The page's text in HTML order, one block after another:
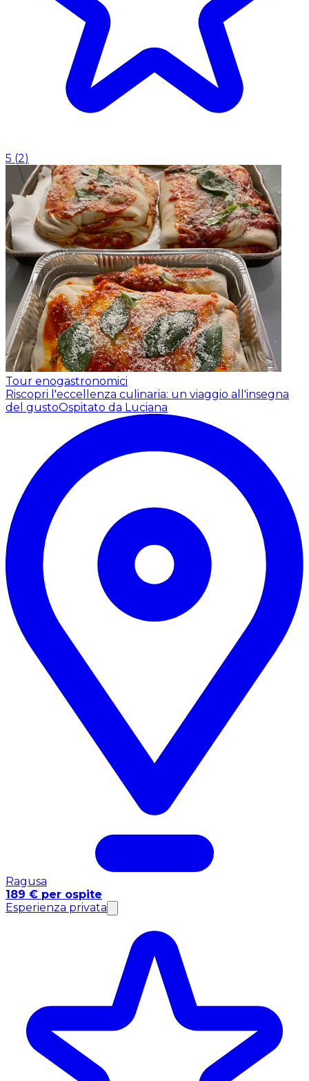
5 (2)
Tour enogastronomici
Riscopri l'eccellenza culinaria: un viaggio all'insegna
del gustoOspitato da Luciana
Ragusa
189 € per ospite
Esperienza privata